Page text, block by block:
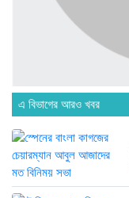
এ বিভাগের আরও খবর